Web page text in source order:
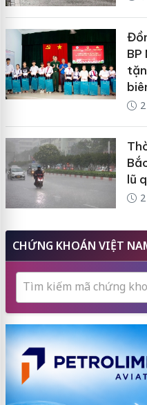
lũ
CHỨNG KHOÁN VIỆT
Tìm kiếm mã chứng